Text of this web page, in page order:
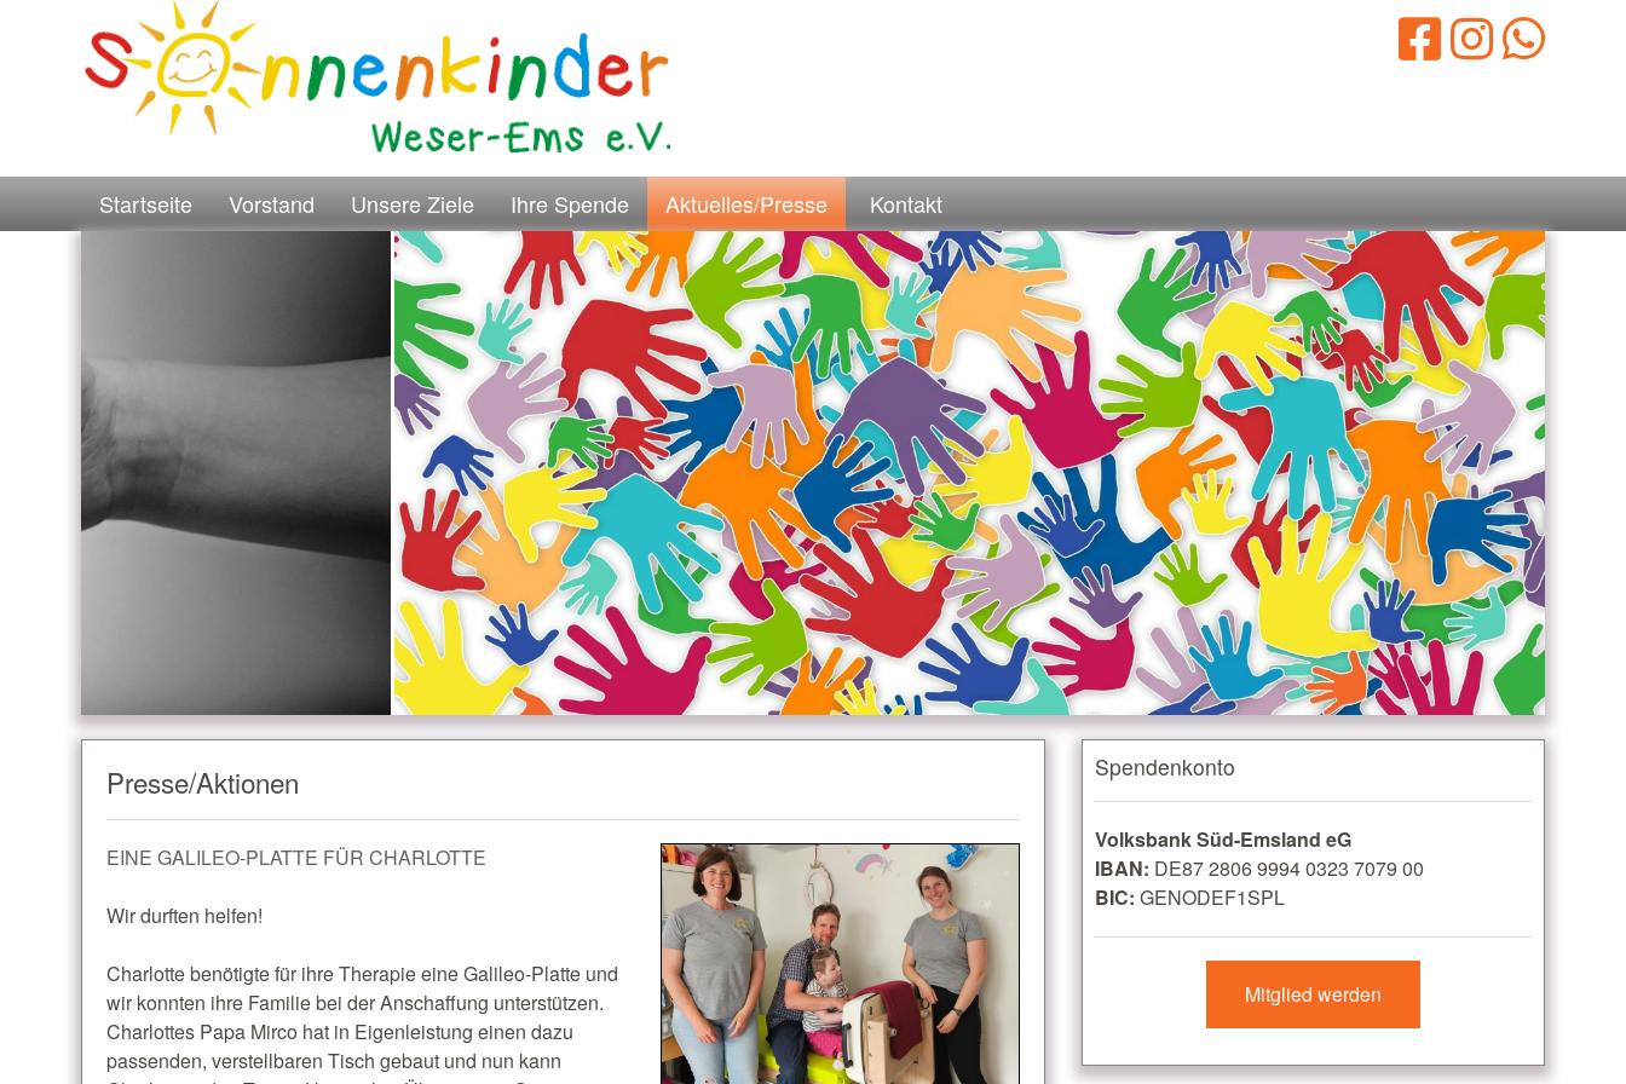
Startseite Vorstand Unsere Ziele Ihre Spende Aktuelles/Presse Kontakt
Presse/Aktionen
EINE GALILEO-PLATTE FÜR CHARLOTTE
Wir durften helfen!
Charlotte benötigte für ihre Therapie eine Galileo-Platte und
wir konnten ihre Familie bei der Anschaffung unterstützen.
Charlottes Papa Mirco hat in Eigenleistung einen dazu
passenden, verstellbaren Tisch gebaut und nun kann
Spendenkonto
Volksbank Süd-Emsland eG
IBAN: DE87 2806 9994 0323 7079 00
BIC: GENODEF1SPL
Mitglied werden